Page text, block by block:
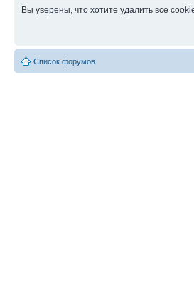
Вы уверены, что хотите удалить все
Список форумов